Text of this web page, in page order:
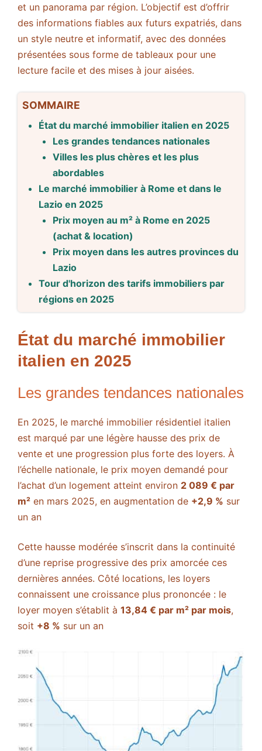
et un panorama par région. L’objectif est d’offrir
des informations fiables aux futurs expatriés, dans
un style neutre et informatif, avec des données
présentées sous forme de tableaux pour une
lecture facile et des mises à jour aisées.
SOMMAIRE
État du marché immobilier italien en 2025
Les grandes tendances nationales
Villes les plus chères et les plus
abordables
Le marché immobilier à Rome et dans le
Lazio en 2025
Prix moyen au m² à Rome en 2025
(achat & location)
Prix moyen dans les autres provinces du
Lazio
Tour d'horizon des tarifs immobiliers par
régions en 2025
État du marché immobilier
italien en 2025
Les grandes tendances nationales
En 2025, le marché immobilier résidentiel italien
est marqué par une légère hausse des prix de
vente et une progression plus forte des loyers. À
l’échelle nationale, le prix moyen demandé pour
l’achat d’un logement atteint environ 2 089 € par
m² en mars 2025, en augmentation de +2,9 % sur
un an​
Cette hausse modérée s’inscrit dans la continuité
d’une reprise progressive des prix amorcée ces
dernières années. Côté locations, les loyers
connaissent une croissance plus prononcée : le
loyer moyen s’établit à 13,84 € par m² par mois,
soit +8 % sur un an​